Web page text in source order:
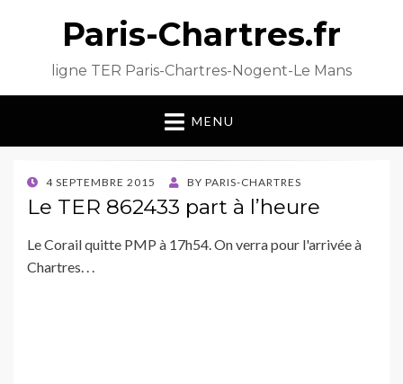
Paris-Chartres.fr
ligne TER Paris-Chartres-Nogent-Le Mans
MENU
POSTED
ON
4 SEPTEMBRE 2015 BY PARIS-CHARTRES
Le TER 862433 part à l’heure
Le Corail quitte PMP à 17h54. On verra pour l'arrivée à
Chartres. . .